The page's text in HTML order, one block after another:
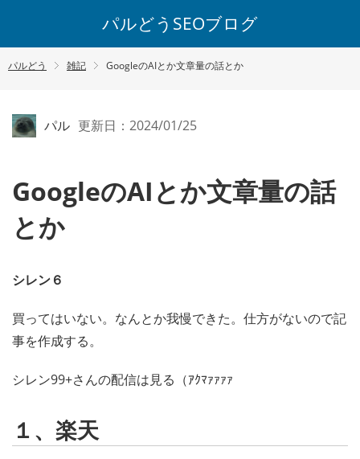
パルどうSEOブログ
パルどう 雑記 GoogleのAIとか文章量の話とか
パル 更新日：2024/01/25
GoogleのAIとか文章量の話
とか
シレン６
買ってはいない。なんとか我慢できた。仕方がないので記
事を作成する。
シレン99+さんの配信は見る（ｱｸﾏｧｧｧｧ
１、楽天